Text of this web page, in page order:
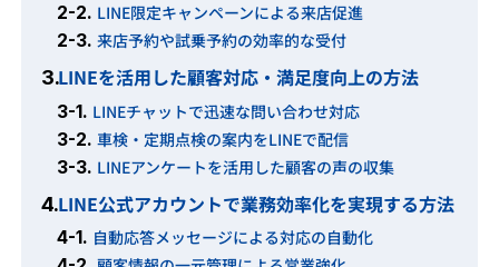
2-2. LINE限定キャンペーンによる来店促進
2-3. 来店予約や試乗予約の効率的な受付
3.LINEを活用した顧客対応・満足度向上の方法
3-1. LINEチャットで迅速な問い合わせ対応
3-2. 車検・定期点検の案内をLINEで配信
3-3. LINEアンケートを活用した顧客の声の収集
4.LINE公式アカウントで業務効率化を実現する方法
4-1. 自動応答メッセージによる対応の自動化